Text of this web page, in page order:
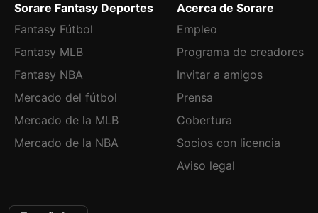
Sorare Fantasy Deportes
Fantasy Fútbol
Fantasy MLB
Fantasy NBA
Mercado del fútbol
Mercado de la MLB
Mercado de la NBA
Acerca de Sorare
Empleo
Programa de creadores
Invitar a amigos
Prensa
Cobertura
Socios con licencia
Aviso legal